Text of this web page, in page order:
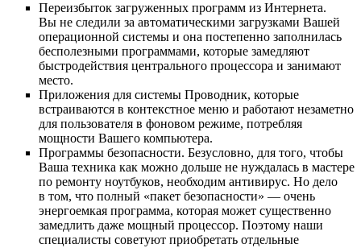
Переизбыток загруженных программ из Интернета.
Вы не следили за автоматическими загрузками Вашей
операционной системы и она постепенно заполнилась
бесполезными программами, которые замедляют
быстродействия центрального процессора и занимают
место.
Приложения для системы Проводник, которые
встраиваются в контекстное меню и работают незаметно
для пользователя в фоновом режиме, потребляя
мощности Вашего компьютера.
Программы безопасности. Безусловно, для того, чтобы
Ваша техника как можно дольше не нуждалась в мастере
по ремонту ноутбуков, необходим антивирус. Но дело
в том, что полный «пакет безопасности» — очень
энергоемкая программа, которая может существенно
замедлить даже мощный процессор. Поэтому наши
специалисты советуют приобретать отдельные